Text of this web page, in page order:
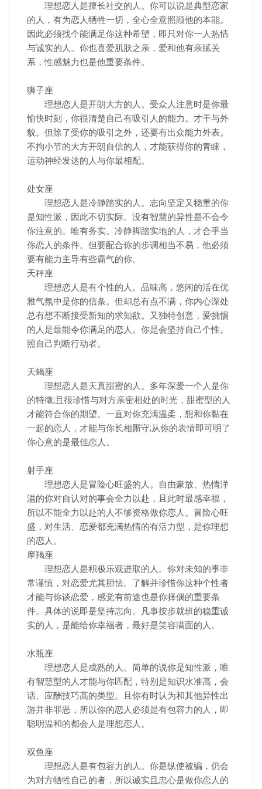
理想恋人是擅长社交的人。你可以说是典型恋家
的人，有为恋人牺牲一切，全心全意照顾他的本能。
因此必须找个能满足你这种希望，即只对你一人热情
与诚实的人。你也喜爱肌肤之亲，爱和他有亲腻关
系，性感魅力也是他重要条件。
狮子座
理想恋人是开朗大方的人。受众人注意时是你最
愉快时刻，你很清楚自己有吸引人的能力。才干与外
貌。但除了受你的吸引之外，还要有出众能力外表。
不拘小节的大方开朗自信的人，才能获得你的青睐，
运动神经发达的人与你最相配。
处女座
理想恋人是冷静踏实的人。志向坚定又稳重的你
是知性派，因此不切实际。没有智慧的异性是不会令
你注意的。唯有务实。冷静脚踏实地的人，才合乎当
你恋人的条件。但要配合你的步调相当不易，他必须
要有能力主导有些霸气的你。
天秤座
理想恋人是有个性的人。品味高，悠闲的活在优
雅气氛中是你的信条。但却总有点不满，你内心深处
总有想不断接受新知的求知欲。又独特创意，爱挑惕
的人是最能令你满足的恋人。你是会坚持自己个性。
照自己判断行动者。
天蝎座
理想恋人是天真甜蜜的人。多年深爱一个人是你
的特徵;且很珍惜与对方亲密相处的时光，甜蜜型的人
才能符合你的期望。一直对你充满温柔，想和你黏在
一起的恋人，才能与你长相厮守;从你的表情即可明了
你心意的是最佳恋人。
射手座
理想恋人是冒险心旺盛的人。自由豪放、热情洋
溢的你对自认对的事会全力以赴，且此时最感幸福，
所以不能全力以赴的人不够资格做你恋人。冒险心旺
盛，对生活、恋爱都充满热情的有活力型，是你理想
的恋人。
摩羯座
理想恋人是积极乐观进取的人。你对未知的事非
常谨慎，对恋爱尤其胆怯。了解并珍惜你这种个性者
才能与你谈恋爱，感觉有前途也是你择偶的重要条
件。具体的说即是坚持志向。凡事按步就班的稳重诚
实的人，是能给你幸福者，最好是笑容满面的人。
水瓶座
理想恋人是成熟的人。简单的说你是知性派，唯
有智慧型的人才能与你匹配，特别是知识水准高，会
话、应酬技巧高的类型。且你有时认为和其他异性出
游并非罪恶，所以你的恋人必须是有包容力的人，即
聪明温和的都会人是理想恋人。
双鱼座
理想恋人是有包容力的人。你是纵使被骗，仍会
为对方牺牲自己的者，所以诚实且忠心是做你恋人的